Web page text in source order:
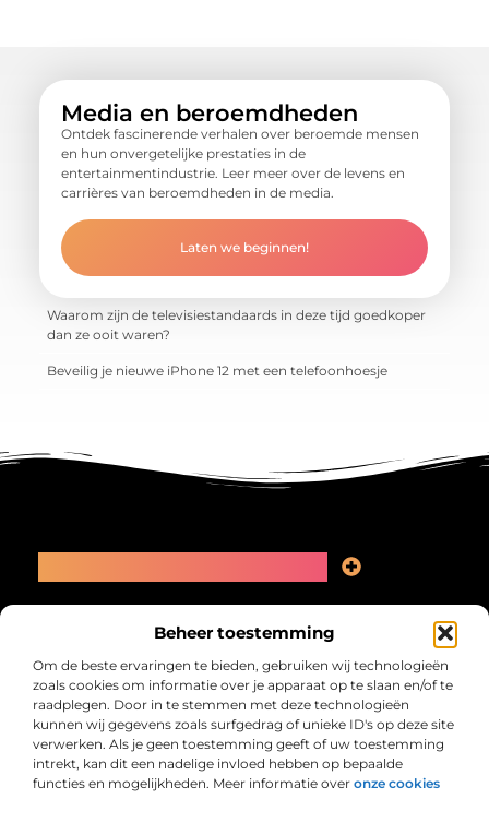
Beheer toestemming
Om de beste ervaringen te bieden, gebruiken wij technologieën
zoals cookies om informatie over je apparaat op te slaan en/of te
raadplegen. Door in te stemmen met deze technologieën
kunnen wij gegevens zoals surfgedrag of unieke ID's op deze site
verwerken. Als je geen toestemming geeft of uw toestemming
intrekt, kan dit een nadelige invloed hebben op bepaalde
functies en mogelijkheden. Meer informatie over onze cookies
Media en beroemdheden
Ontdek fascinerende verhalen over beroemde mensen
en hun onvergetelijke prestaties in de
entertainmentindustrie. Leer meer over de levens en
carrières van beroemdheden in de media.
Laten we beginnen!
Waarom zijn de televisiestandaards in deze tijd goedkoper
dan ze ooit waren?
Beveilig je nieuwe iPhone 12 met een telefoonhoesje
Collectiefrima.nl – Jouw verzameling van